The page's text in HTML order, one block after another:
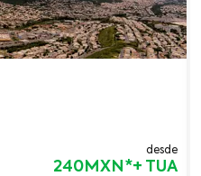
desde
240MXN *